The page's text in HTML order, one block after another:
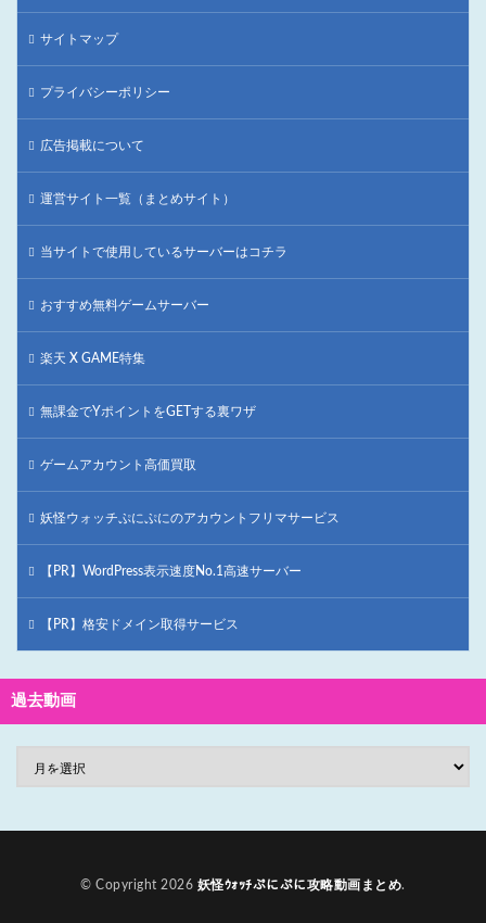
サイトマップ
プライバシーポリシー
広告掲載について
運営サイト一覧（まとめサイト）
当サイトで使用しているサーバーはコチラ
おすすめ無料ゲームサーバー
楽天 X GAME特集
無課金でYポイントをGETする裏ワザ
ゲームアカウント高価買取
妖怪ウォッチぷにぷにのアカウントフリマサービス
【PR】WordPress表示速度No.1高速サーバー
【PR】格安ドメイン取得サービス
過去動画
© Copyright 2026 妖怪ｳｫｯﾁぷにぷに攻略動画まとめ.